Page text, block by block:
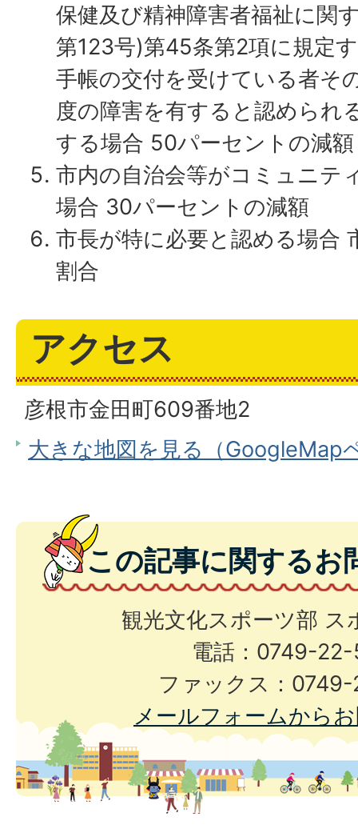
保健及び精神障害者福祉に関
第123号)第45条第2項に規定
手帳の交付を受けている者そ
度の障害を有すると認められ
する場合 50パーセントの減額
市内の自治会等がコミュニテ
場合 30パーセントの減額
市長が特に必要と認める場合
割合
アクセス
彦根市金田町609番地2
大きな地図を見る（GoogleMap
この記事に関するお
観光文化スポーツ部 ス
電話：0749-
ファックス：
メールフォームから